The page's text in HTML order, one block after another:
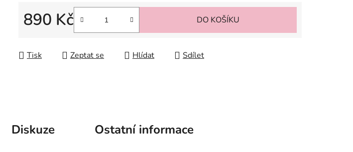
890 Kč DO KOŠÍKU
Tisk Zeptat se Hlídat Sdílet
Diskuze Ostatní informace